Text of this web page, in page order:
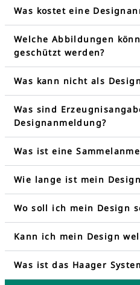
Was kostet eine
Welche Abbildungen
geschützt werden?
Was kann nicht als
Was sind
Designanmeldung?
Was ist eine
Wie lange ist mein
Wo soll ich mein Design
Kann ich mein Design
Was ist das Haager